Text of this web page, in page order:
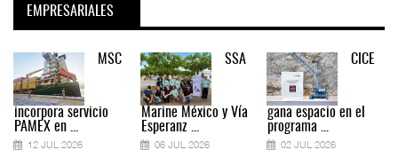
EMPRESARIALES
MSC
incorpora servicio
PAMEX en ...
12 JUL 2026
SSA
Marine México y Vía
Esperanz ...
06 JUL 2026
CICE
gana espacio en el
programa ...
02 JUL 2026